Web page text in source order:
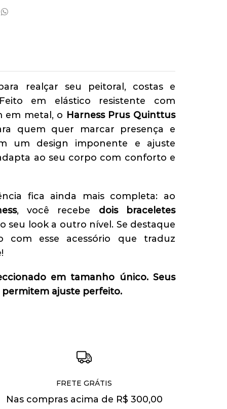
realçar seu peitoral, costas e
em elástico resistente com
em metal, o Harness Prus Quinttus
quem quer marcar presença e
um design imponente e ajuste
ao seu corpo com conforto e
fica ainda mais completa: ao
, você recebe dois braceletes
seu look a outro nível. Se destaque
com esse acessório que traduz
em tamanho único. Seus
ajuste perfeito.
FRETE GRÁTIS
Nas compras acima de R$ 300,00